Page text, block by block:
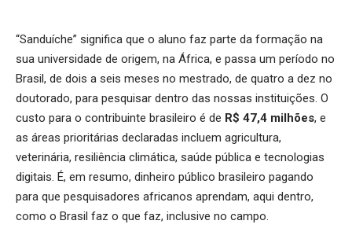
“Sanduíche” significa que o aluno faz parte da formação na
sua universidade de origem, na África, e passa um período no
Brasil, de dois a seis meses no mestrado, de quatro a dez no
doutorado, para pesquisar dentro das nossas instituições. O
custo para o contribuinte brasileiro é de R$ 47,4 milhões, e
as áreas prioritárias declaradas incluem agricultura,
veterinária, resiliência climática, saúde pública e tecnologias
digitais. É, em resumo, dinheiro público brasileiro pagando
para que pesquisadores africanos aprendam, aqui dentro,
como o Brasil faz o que faz, inclusive no campo.